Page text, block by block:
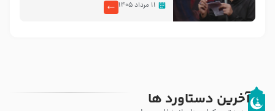
۱۱ مرداد ۱۴۰۵
آخرین دستاورد ها